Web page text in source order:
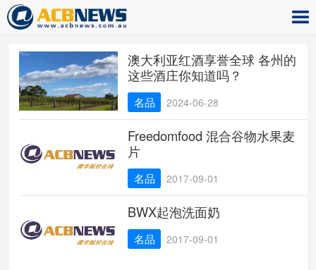
澳大利亚红酒享誉全球 各州的
这些酒庄你知道吗？
名品 2024-06-28
Freedomfood 混合谷物水果麦
片
名品 2017-09-01
BWX起泡洗面奶
名品 2017-09-01